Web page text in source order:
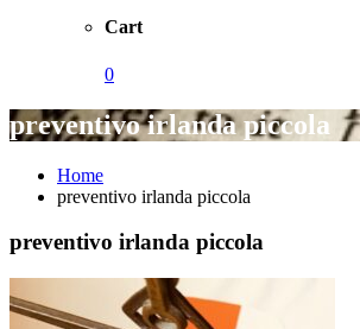
Cart
0
preventivo irlanda piccola
Home
preventivo irlanda piccola
preventivo irlanda piccola